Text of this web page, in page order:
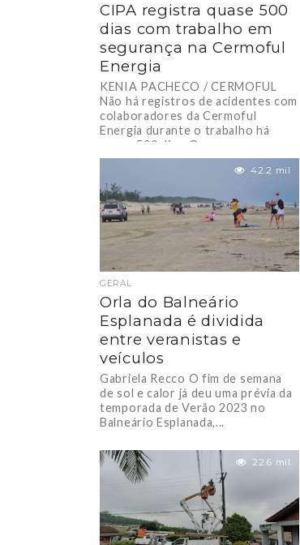
CIPA registra quase 500
dias com trabalho em
segurança na Cermoful
Energia
KENIA PACHECO / CERMOFUL
Não há registros de acidentes com
colaboradores da Cermoful
Energia durante o trabalho há
quase 500 dias. O...
42.2 mil
GERAL
Orla do Balneário
Esplanada é dividida
entre veranistas e
veículos
Gabriela Recco O fim de semana
de sol e calor já deu uma prévia da
temporada de Verão 2023 no
Balneário Esplanada,...
22.6 mil